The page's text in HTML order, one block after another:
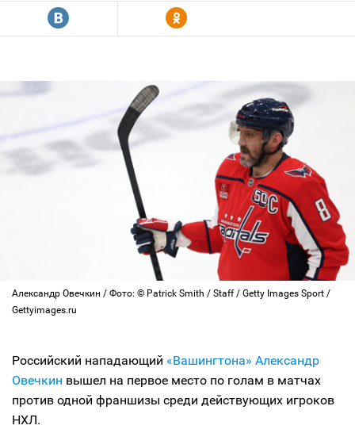
R Y
Александр Овечкин / Фото: © Patrick Smith / Staff / Getty Images Sport /
Gettyimages.ru
Российский нападающий «Вашингтона» Александр
Овечкин вышел на первое место по голам в матчах
против одной франшизы среди действующих игроков
НХЛ.